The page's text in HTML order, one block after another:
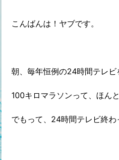
こんばんは！ヤブです。
朝、毎年恒例の24時間テレビ
100キロマラソンって、ほん
でもって、24時間テレビ終